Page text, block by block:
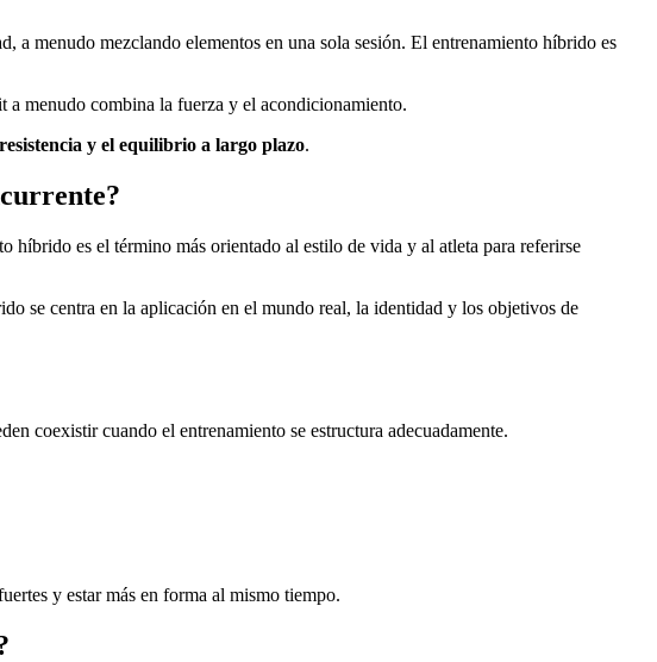
a menudo mezclando elementos en una sola sesión. El entrenamiento híbrido es
a menudo combina la fuerza y el acondicionamiento.
y el equilibrio a largo plazo.
híbrido es el término más orientado al estilo de vida y al atleta para referirse
se centra en la aplicación en el mundo real, la identidad y los objetivos de
coexistir cuando el entrenamiento se estructura adecuadamente.
y estar más en forma al mismo tiempo.